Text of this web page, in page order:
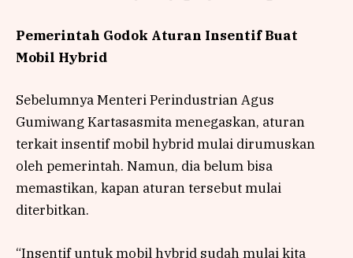
Pemerintah Godok Aturan Insentif Buat
Mobil Hybrid
Sebelumnya Menteri Perindustrian Agus
Gumiwang Kartasasmita menegaskan, aturan
terkait insentif mobil hybrid mulai dirumuskan
oleh pemerintah. Namun, dia belum bisa
memastikan, kapan aturan tersebut mulai
diterbitkan.
“Insentif untuk mobil hybrid sudah mulai kita